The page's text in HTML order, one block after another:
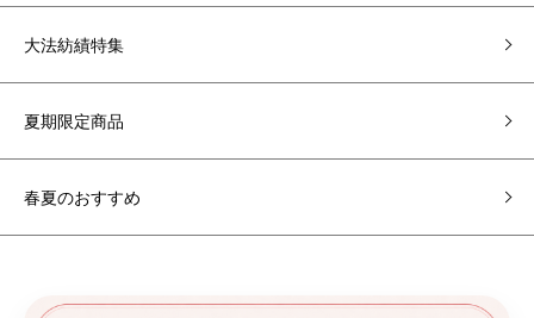
大法紡績特集
夏期限定商品
春夏のおすすめ